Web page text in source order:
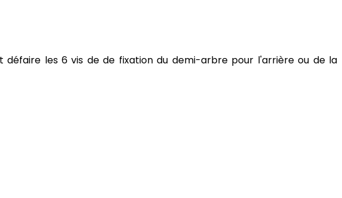
les 6 vis de de fixation du demi-arbre pour l'arrière ou de la